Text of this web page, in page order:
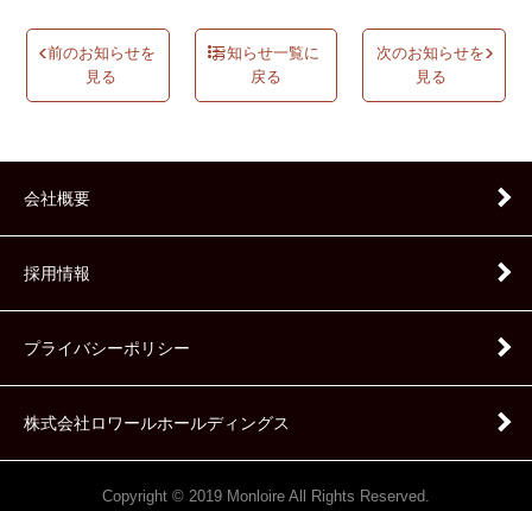
次のお知らせを
見る
前のお知らせを
見る
お知らせ一覧に
戻る
会社概要
採用情報
プライバシーポリシー
株式会社ロワールホールディングス
Copyright © 2019 Monloire All Rights Reserved.